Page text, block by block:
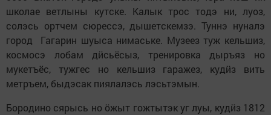
школае ветлыны кутске. Калык трос тодэ ни, луоз,
солэсь ортчем сюрессэ, дышетскемзэ. Туннэ нуналэ
город Гагарин шуыса нимаське. Музеез туж кельшиз,
космосэ лобам дӥсьёсыз, тренировка дыръяз но
мукетъёс, тужгес но кельшиз гаражез, кудӥз вить
метръем, быдэсак пиялалэсь лэсьтэмын.
Бородино сярысь но ӧжыт гожтытэк уг луы, кудӥз 1812